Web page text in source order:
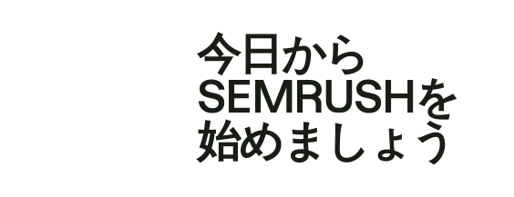
今日から
SEMRUSHを
始めましょう